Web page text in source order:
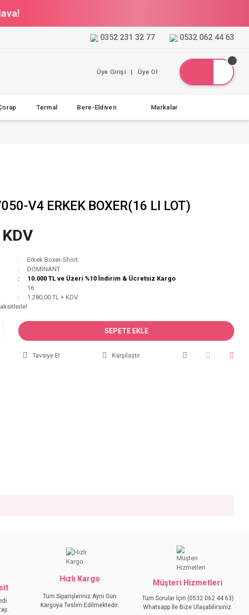
0352 231 32 77 0532 062 44 63
Üye Girişi | Üye Ol
Termal Bere-Eldiven Markalar
V4 ERKEK BOXER(16 LI LOT)
Erkek Boxer-Short
DOMİNANT
10.000 TL ve Üzeri %10 İndirim & Ücretsiz Kargo
16
1.280,00 TL + KDV
SEPETE EKLE
Tavsiye Et Karşılaştır
Hızlı Kargo
Tüm Siparişleriniz Aynı Gün
Kargoya Teslim Edilmektedir.
Müşteri Hizmetleri
Tüm Sorular İçin (0532 062 44 63)
Whatsapp İle Bize Ulaşabilirsiniz.